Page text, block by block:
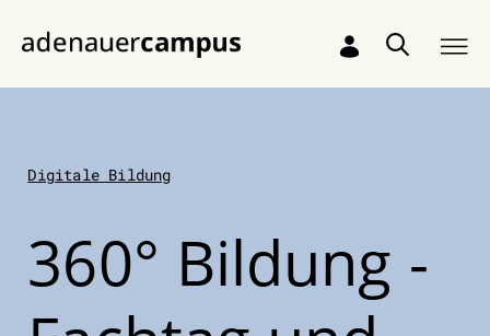
Digitale Bildung
360° Bildung -